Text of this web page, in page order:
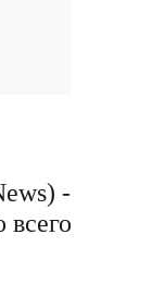
-
всего